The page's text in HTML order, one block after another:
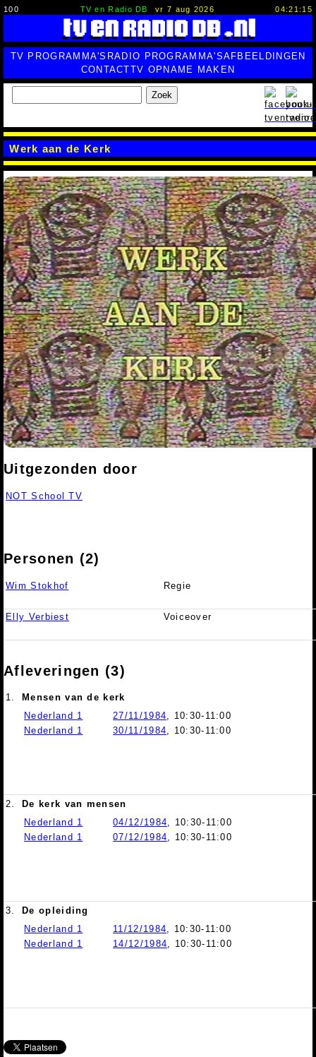
100 TV en Radio DB vr 7 aug 2026 04:21:15
TV PROGRAMMA'S RADIO PROGRAMMA'SAFBEELDINGEN
CONTACTTV OPNAME MAKEN
Zoek
Werk aan de Kerk
Uitgezonden door
NOT School TV
Personen (2)
Wim Stokhof Regie
Elly Verbiest Voiceover
Afleveringen (3)
1.
Mensen van de kerk
Nederland 1
27/11/1984, 10:30-11:00
Nederland 1
30/11/1984, 10:30-11:00
2.
De kerk van mensen
Nederland 1
04/12/1984, 10:30-11:00
Nederland 1
07/12/1984, 10:30-11:00
3.
De opleiding
Nederland 1
11/12/1984, 10:30-11:00
Nederland 1
14/12/1984, 10:30-11:00